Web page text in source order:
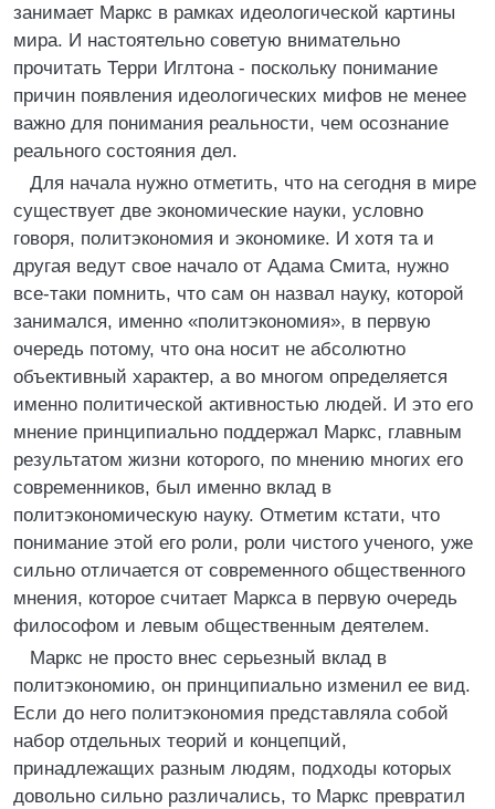
занимает Маркс в рамках идеологической картины
мира. И настоятельно советую внимательно
прочитать Терри Иглтона - поскольку понимание
причин появления идеологических мифов не менее
важно для понимания реальности, чем осознание
реального состояния дел.
Для начала нужно отметить, что на сегодня в мире
существует две экономические науки, условно
говоря, политэкономия и экономике. И хотя та и
другая ведут свое начало от Адама Смита, нужно
все-таки помнить, что сам он назвал науку, которой
занимался, именно «политэкономия», в первую
очередь потому, что она носит не абсолютно
объективный характер, а во многом определяется
именно политической активностью людей. И это его
мнение принципиально поддержал Маркс, главным
результатом жизни которого, по мнению многих его
современников, был именно вклад в
политэкономическую науку. Отметим кстати, что
понимание этой его роли, роли чистого ученого, уже
сильно отличается от современного общественного
мнения, которое считает Маркса в первую очередь
философом и левым общественным деятелем.
Маркс не просто внес серьезный вклад в
политэкономию, он принципиально изменил ее вид.
Если до него политэкономия представляла собой
набор отдельных теорий и концепций,
принадлежащих разным людям, подходы которых
довольно сильно различались, то Маркс превратил